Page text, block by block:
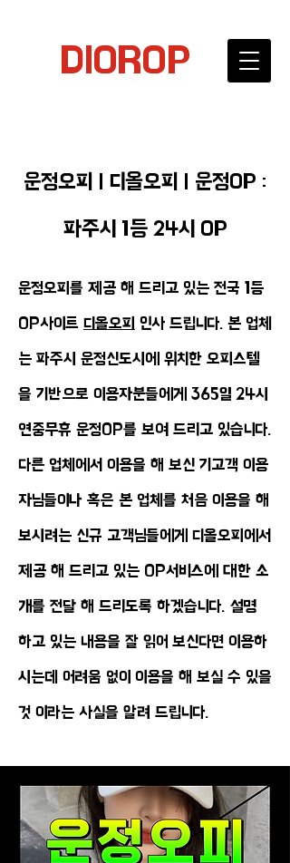
DIOROP
운정오피 | 디올오피 | 운정OP :
파주시 1등 24시 OP
운정오피를 제공 해 드리고 있는 전국 1등
OP사이트 디올오피 인사 드립니다. 본 업체
는 파주시 운정신도시에 위치한 오피스텔
을 기반으로 이용자분들에게 365일 24시
연중무휴 운정OP를 보여 드리고 있습니다.
다른 업체에서 이용을 해 보신 기고객 이용
자님들이나 혹은 본 업체를 처음 이용을 해
보시려는 신규 고객님들에게 디올오피에서
제공 해 드리고 있는 OP서비스에 대한 소
개를 전달 해 드리도록 하겠습니다. 설명
하고 있는 내용을 잘 읽어 보신다면 이용하
시는데 어려움 없이 이용을 해 보실 수 있을
것 이라는 사실을 알려 드립니다.